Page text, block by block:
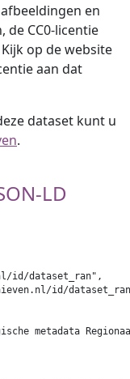
en
de CC0-licentie
op de website
aan dat
dataset kunt u
.
LD
id/dataset_ran",
id/
metadata